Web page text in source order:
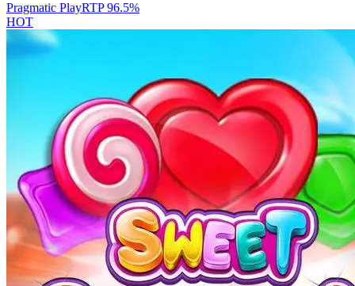
Pragmatic PlayRTP96.5%
HOT